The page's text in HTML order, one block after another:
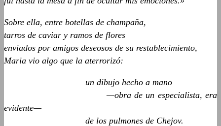
Sobre ella, entre botellas de champaña,
tarros de caviar y ramos de flores
enviados por amigos deseosos de su restablecimiento,
Maria vio algo que la aterrorizó:
un dibujo hecho a mano
—obra de un especialista, era
evidente—
de los pulmones de Chejov.